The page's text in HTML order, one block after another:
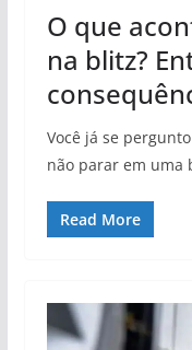
O que
na blitz?
Você já se
não parar em uma
Read More